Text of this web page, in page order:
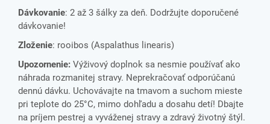
Dávkovanie: 2 až 3 šálky za deň. Dodržujte doporučené
dávkovanie!
Zloženie: rooibos (Aspalathus linearis)
Upozornenie: Výživový doplnok sa nesmie používať ako
náhrada rozmanitej stravy. Neprekračovať odporúčanú
dennú dávku. Uchovávajte na tmavom a suchom mieste
pri teplote do 25°C, mimo dohľadu a dosahu detí! Dbajte
na príjem pestrej a vyváženej stravy a zdravý životný štýl.